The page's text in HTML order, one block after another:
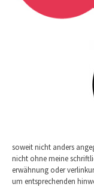
soweit nicht anders
nicht ohne meine
erwähnung oder
um entsprechenden